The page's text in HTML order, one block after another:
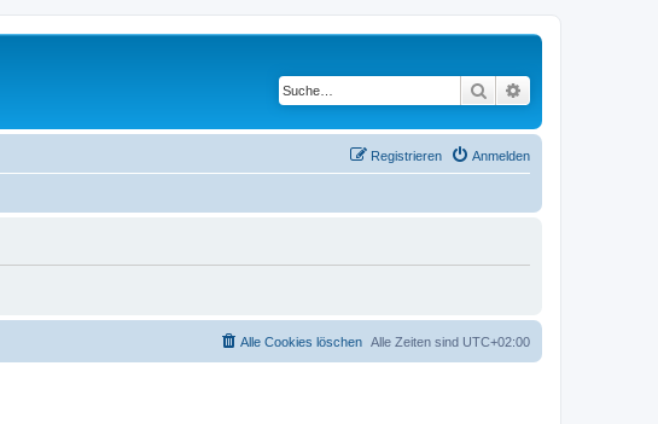
Suche
Anmelden
Registrieren
Alle Zeiten sind UTC+02:00
Alle Cookies löschen